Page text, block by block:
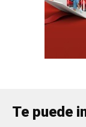
Te puede